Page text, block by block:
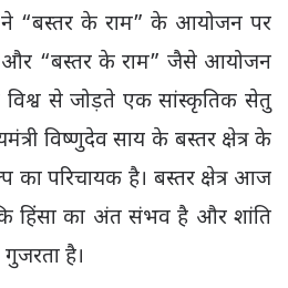
ने “बस्तर के राम” के आयोजन पर
और “बस्तर के राम” जैसे आयोजन
विश्व से जोड़ते एक सांस्कृतिक सेतु
विष्णुदेव साय के बस्तर क्षेत्र के
परिचायक है। बस्तर क्षेत्र आज
हिंसा का अंत संभव है और शांति
है।